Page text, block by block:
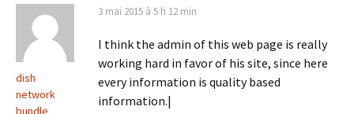
dish
network
bundle
3 mai 2015 à 5 h 12 min
I think the admin of this web page is really
working hard in favor of his site, since here
every information is quality based
information.|